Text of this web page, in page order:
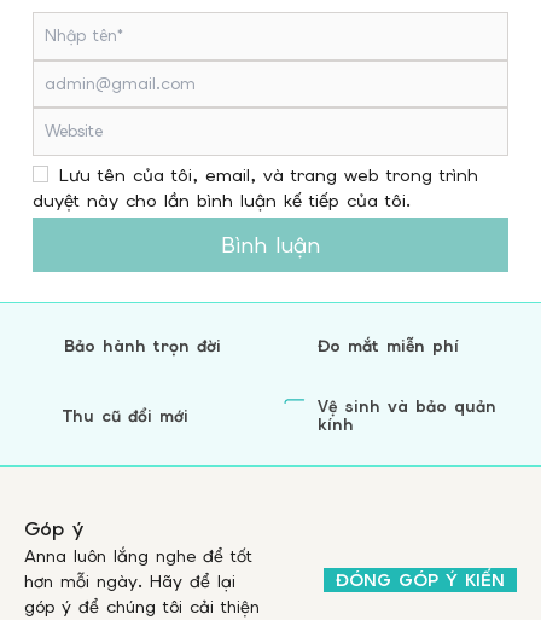
Lưu tên của tôi, email, và trang web trong trình
duyệt này cho lần bình luận kế tiếp của tôi.
Bình luận
Bảo hành trọn đời Đo mắt miễn phí
Thu cũ đổi mới
Vệ sinh và bảo quản
kính
Góp ý
Anna luôn lắng nghe để tốt
hơn mỗi ngày. Hãy để lại
góp ý để chúng tôi cải thiện
ĐÓNG GÓP Ý KIẾN